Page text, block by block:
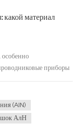
материал
приборы
Это
(AlN)
АлН